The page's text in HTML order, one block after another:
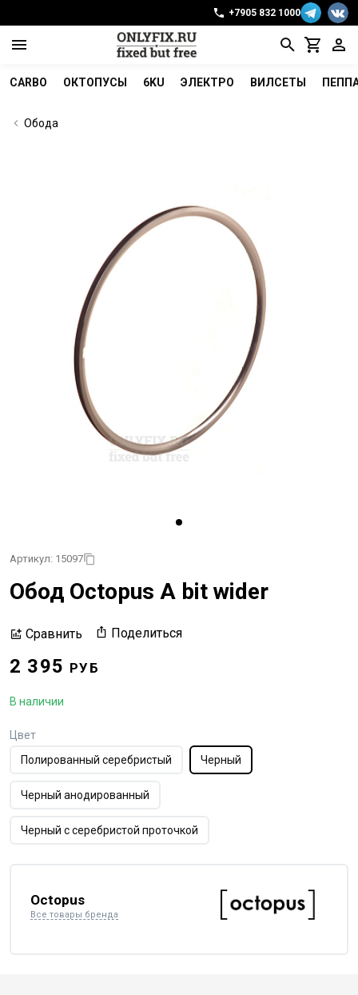
+7905 832 1000
CARBO ОКТОПУСЫ 6KU ЭЛЕКТРО ВИЛСЕТЫ
Обода
Артикул: 15097
Обод Octopus A bit wider
Сравнить Поделиться
2 395 РУБ
В наличии
Цвет
Полированный серебристый
Черный
Черный анодированный
Черный с серебристой проточкой
Octopus
Все товары бренда